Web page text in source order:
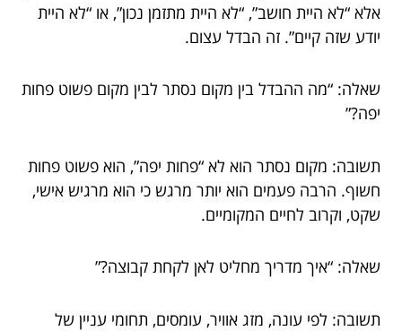
אלא “לא היית חושב”, “לא היית מתזמן נכון”, או “לא היית
יודע שזה קיים”. זה הבדל עצום.
שאלה: “מה ההבדל בין מקום נסתר לבין מקום פשוט פחות
יפה?”
תשובה: מקום נסתר הוא לא “פחות יפה”, הוא פשוט פחות
חשוף. הרבה פעמים הוא יותר מרגש כי הוא מרגיש אישי,
שקט, וקרוב לחיים המקומיים.
שאלה: “איך מדריך מחליט לאן לקחת קבוצה?”
תשובה: לפי עונה, מזג אוויר, עומסים, תחומי עניין של